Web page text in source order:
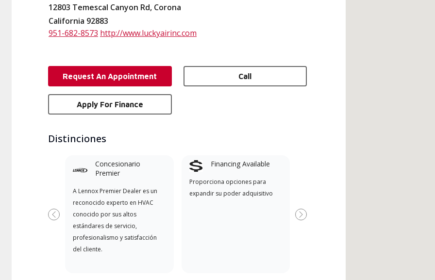
12803 Temescal Canyon Rd, Corona
California 92883
951-682-8573 http://www.luckyairinc.com
Request An Appointment Call
Apply For Finance
Distinciones
Concesionario
Premier
A Lennox Premier Dealer es un
reconocido experto en HVAC
conocido por sus altos
estándares de servicio,
profesionalismo y satisfacción
del cliente.
Financing Available
Proporciona opciones para
expandir su poder adquisitivo
Dealer especialmente capacitado
Previous Next